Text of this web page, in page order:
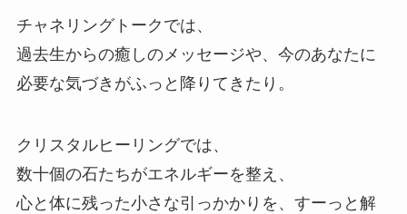
チャネリングトークでは、
過去生からの癒しのメッセージや、今のあなたに
必要な気づきがふっと降りてきたり。
クリスタルヒーリングでは、
数十個の石たちがエネルギーを整え、
心と体に残った小さな引っかかりを、すーっと解